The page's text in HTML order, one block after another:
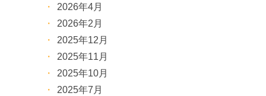
2026年4月
2026年2月
2025年12月
2025年11月
2025年10月
2025年7月